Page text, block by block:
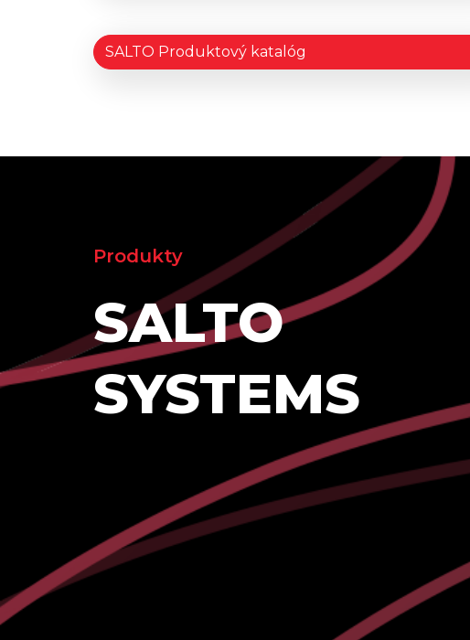
SALTO Produktový katalóg
Produkty
SALTO
SYSTEMS